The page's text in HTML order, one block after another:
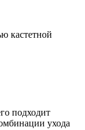
кастетной
подходит
ухода